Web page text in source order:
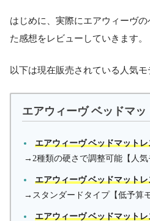
はじめに、実際にエアウィーヴ
た感想をレビューしていきます。
以下は現在販売されている人気モ
エアウィーヴ ベッドマッ
エアウィーヴ ベッドマットレ
→2種類の硬さで調整可能【人気
エアウィーヴ ベッドマットレ
→スタンダードタイプ【低予算モ
エアウィーヴ ベッドマットレ